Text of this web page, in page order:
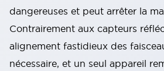
dangereuses et peut arrêter la
Contrairement aux capteurs
alignement fastidieux des
nécessaire, et un seul appareil